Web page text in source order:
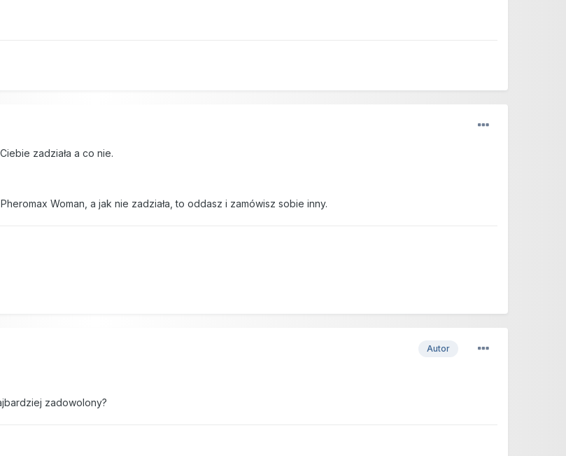
zadziała a co nie.
Woman, a jak nie zadziała, to oddasz i zamówisz sobie inny.
Autor
zadowolony?